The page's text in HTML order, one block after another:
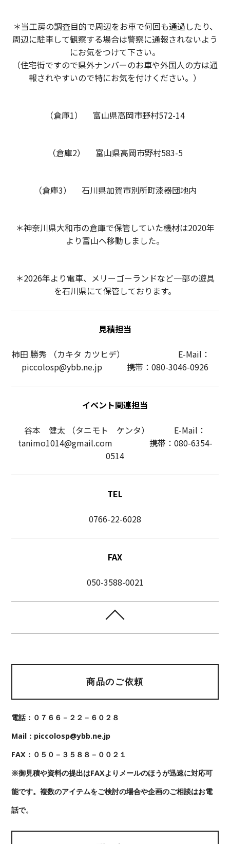
＊当工房の調査目的で周辺をお車で何回も通過したり、
周辺に駐車して観察する場合は警察に通報されないよう
にお気をつけて下さい。
（住宅街ですので県外ナンバーのお車や外国人の方は通
報されやすいので特にお気を付けください。）
（倉庫1） 富山県高岡市野村572-14
（倉庫2） 富山県高岡市野村583-5
（倉庫3） 石川県加賀市別所町漆器団地内
＊神奈川県大和市の倉庫で保管していた機材は2020年
より富山へ移動しました。
＊2026年より電車、メリーゴーランドなど一部の遊具
を石川県にて保管しております。
見積担当
柿田 勝秀 （カキタ カツヒデ） E-Mail：
piccolosp@ybb.ne.jp 携帯：080-3046-0926
イベント関連担当
谷本 健太 （タニモト ケンタ） E-Mail：
tanimo1014@gmail.com 携帯：080-6354-
0514
TEL
0766-22-6028
FAX
050-3588-0021
商品のご依頼
電話：０７６６－２２－６０２８
Mail：piccolosp@ybb.ne.jp
FAX：０５０－３５８８－００２１
※御見積や資料の提出はFAXよりメールのほうが迅速に対応可
能です。複数のアイテムをご検討の場合や企画のご相談はお電
話で。